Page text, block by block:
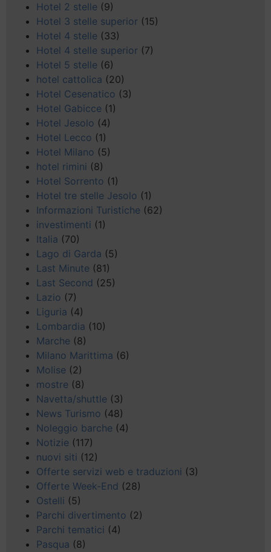
Hotel 2 stelle (9)
Hotel 3 stelle superior (15)
Hotel 4 stelle (33)
Hotel 4 stelle superior (7)
Hotel 5 stelle (6)
hotel cattolica (20)
Hotel Cesenatico (3)
Hotel Gabicce (1)
Hotel Jesolo (4)
Hotel Lecco (1)
Hotel Milano (5)
hotel rimini (8)
Hotel Sorrento (1)
Hotel tre stelle Jesolo (1)
Informazioni Turistiche (62)
investimenti (1)
Italia (70)
Lago di Garda (5)
Last Minute (81)
Last Second (25)
Lazio (7)
Liguria (4)
Lombardia (10)
Marche (8)
Milano Marittima (6)
Molise (2)
mostre (8)
Navetta/shuttle (3)
News Turismo (48)
Noleggio barche (4)
Notizie (117)
nuovi siti (12)
Offerte servizi web e traduzioni (3)
Offerte Week-End (28)
Ostelli (5)
Parchi divertimento (2)
Parchi tematici (4)
Pasqua (8)